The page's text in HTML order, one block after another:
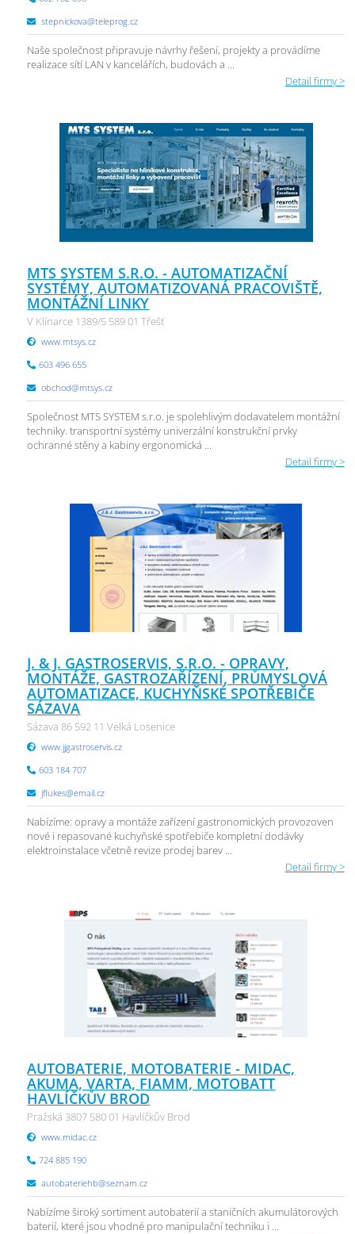
stepnickova@teleprog.cz
Naše společnost připravuje návrhy řešení, projekty a provádíme
realizace sítí LAN v kancelářích, budovách a ...
Detail firmy >
MTS SYSTEM S.R.O. - AUTOMATIZAČNÍ
SYSTÉMY, AUTOMATIZOVANÁ PRACOVIŠTĚ,
MONTÁŽNÍ LINKY
V Klínarce 1389/5 589 01 Třešť
www.mtsys.cz
603 496 655
obchod@mtsys.cz
Společnost MTS SYSTEM s.r.o. je spolehlivým dodavatelem montážní
techniky. transportní systémy univerzální konstrukční prvky
ochranné stěny a kabiny ergonomická ...
Detail firmy >
J. & J. GASTROSERVIS, S.R.O. - OPRAVY,
MONTÁŽE, GASTROZAŘÍZENÍ, PRŮMYSLOVÁ
AUTOMATIZACE, KUCHYŇSKÉ SPOTŘEBIČE
SÁZAVA
Sázava 86 592 11 Velká Losenice
www.jjgastroservis.cz
603 184 707
jflukes@email.cz
Nabízíme: opravy a montáže zařízení gastronomických provozoven
nové i repasované kuchyňské spotřebiče kompletní dodávky
elektroinstalace včetně revize prodej barev ...
Detail firmy >
AUTOBATERIE, MOTOBATERIE - MIDAC,
AKUMA, VARTA, FIAMM, MOTOBATT
HAVLÍČKŮV BROD
Pražská 3807 580 01 Havlíčkův Brod
www.midac.cz
724 885 190
autobateriehb@seznam.cz
Nabízíme široký sortiment autobaterií a staničních akumulátorových
baterií, které jsou vhodné pro manipulační techniku i ...